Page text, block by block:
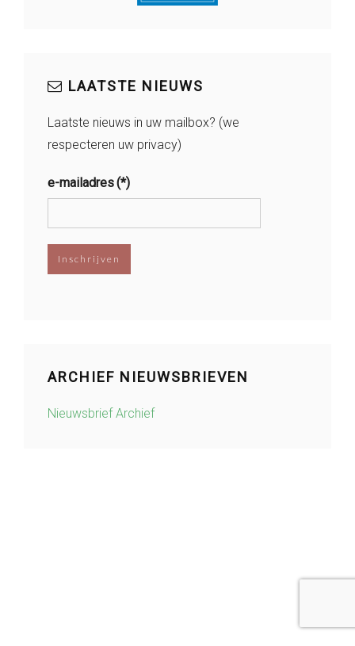
LAATSTE NIEUWS
Laatste nieuws in uw mailbox? (we
respecteren uw privacy)
e-mailadres(*)
Inschrijven
ARCHIEF NIEUWSBRIEVEN
Nieuwsbrief Archief